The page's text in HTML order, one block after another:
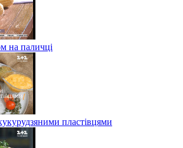
на паличці
пластівцями